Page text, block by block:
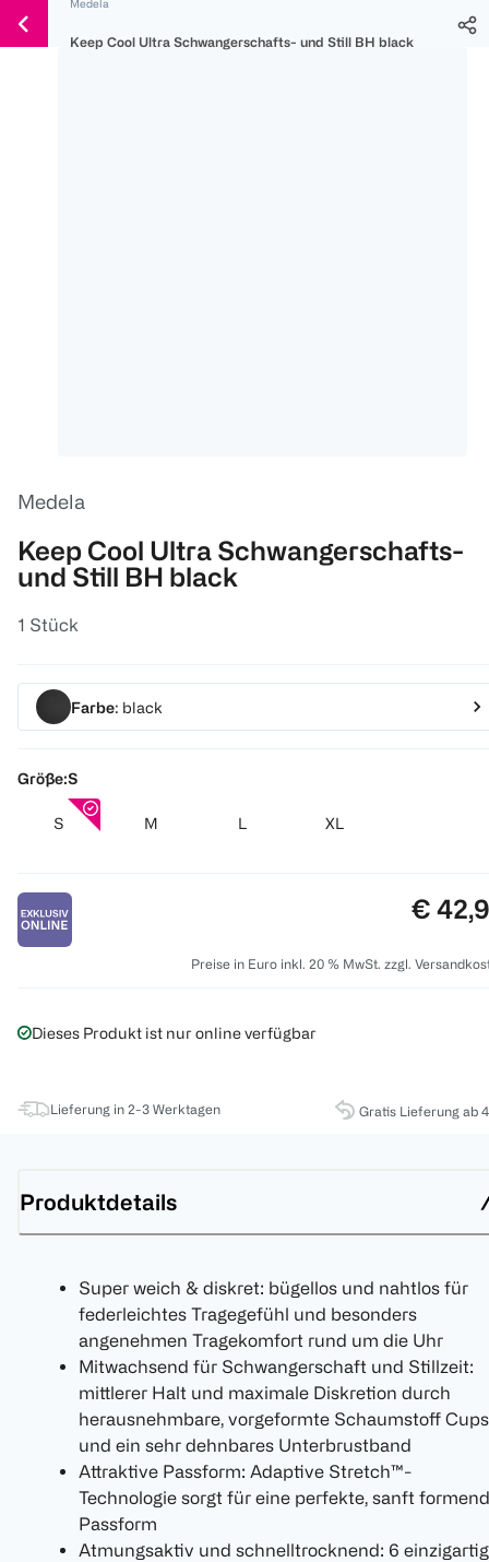
150 Ös
300 Ös
500 Ös
Weiter
zum
Medela
Keep Cool Ultra Schwangerschafts- und Still BH black
Medela
Keep Cool Ultra Schwangerschafts-
und Still BH black
1 Stück
Farbe: black
Größe:S
S M L XL
Preis:
€
Preise in Euro inkl. 20 % MwSt. zzgl.
Dieses Produkt ist nur online verfügbar
Lieferung in 2-3 Werktagen Gratis Lieferung ab
Produktdetails
Super weich & diskret: bügellos und nahtlos für
federleichtes Tragegefühl und besonders
angenehmen Tragekomfort rund um die Uhr
Mitwachsend für Schwangerschaft und Stillzeit:
mittlerer Halt und maximale Diskretion durch
herausnehmbare, vorgeformte Schaumstoff Cups
und ein sehr dehnbares Unterbrustband
Attraktive Passform: Adaptive Stretch™-
Technologie sorgt für eine perfekte, sanft
Passform
Atmungsaktiv und schnelltrocknend: 6